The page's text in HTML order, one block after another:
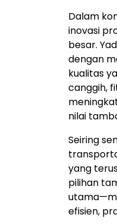
Dalam
inovasi
besar.
dengan
kualitas
canggih,
nilai
Seiring
yang
pilihan
efisien,